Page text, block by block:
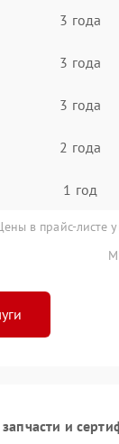
3 года
3 года
3 года
2 года
1 год
в прайс-листе
и